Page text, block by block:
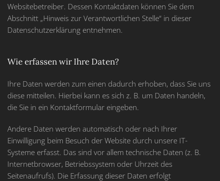
Websitebetreiber. Dessen Kontaktdaten können Sie dem
Abschnitt „Hinweis zur Verantwortlichen Stelle“ in dieser
Datenschutzerklärung entnehmen.
Wie erfassen wir Ihre Daten?
Ihre Daten werden zum einen dadurch erhoben, dass Sie uns
diese mitteilen. Hierbei kann es sich z. B. um Daten handeln,
die Sie in ein Kontaktformular eingeben.
Andere Daten werden automatisch oder nach Ihrer
Einwilligung beim Besuch der Website durch unsere IT-
Systeme erfasst. Das sind vor allem technische Daten (z. B.
Internetbrowser, Betriebssystem oder Uhrzeit des
Seitenaufrufs). Die Erfassung dieser Daten erfolgt